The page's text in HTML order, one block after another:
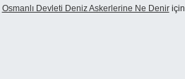
Osmanlı Devleti Deniz Askerlerine Ne Deniriçin